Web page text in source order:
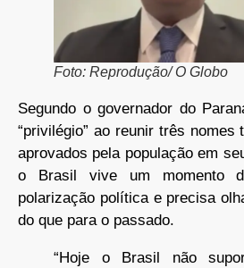
Foto: Reprodução/ O Globo
Segundo o governador do
“privilégio” ao reunir três nomes
aprovados pela população em
o Brasil vive um momento
polarização política e precisa
do que para o passado.
“Hoje o Brasil não